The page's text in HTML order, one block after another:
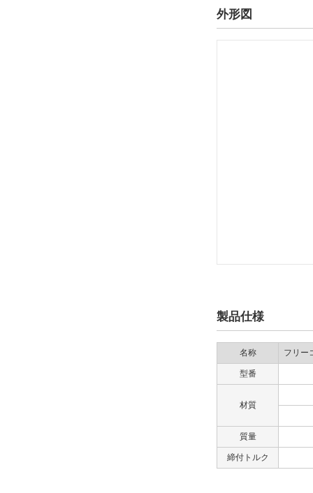
外形図
製品仕様
名称 フリー
型番
材質
質量
締付トルク